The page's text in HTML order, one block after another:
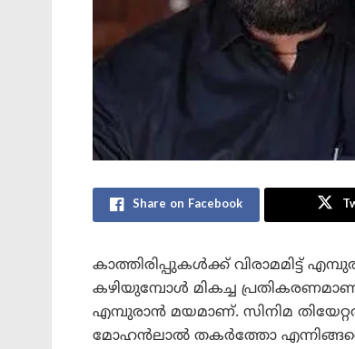
Share on Facebook
കാത്തിരിപ്പുകൾക്ക് വിരാമമിട്ട്
കഴിയുമ്പോൾ മികച്ച
എമ്പുരാൻ മയമാണ്. സിനിമ
മോഹൻലാൽ തകർത്തോ